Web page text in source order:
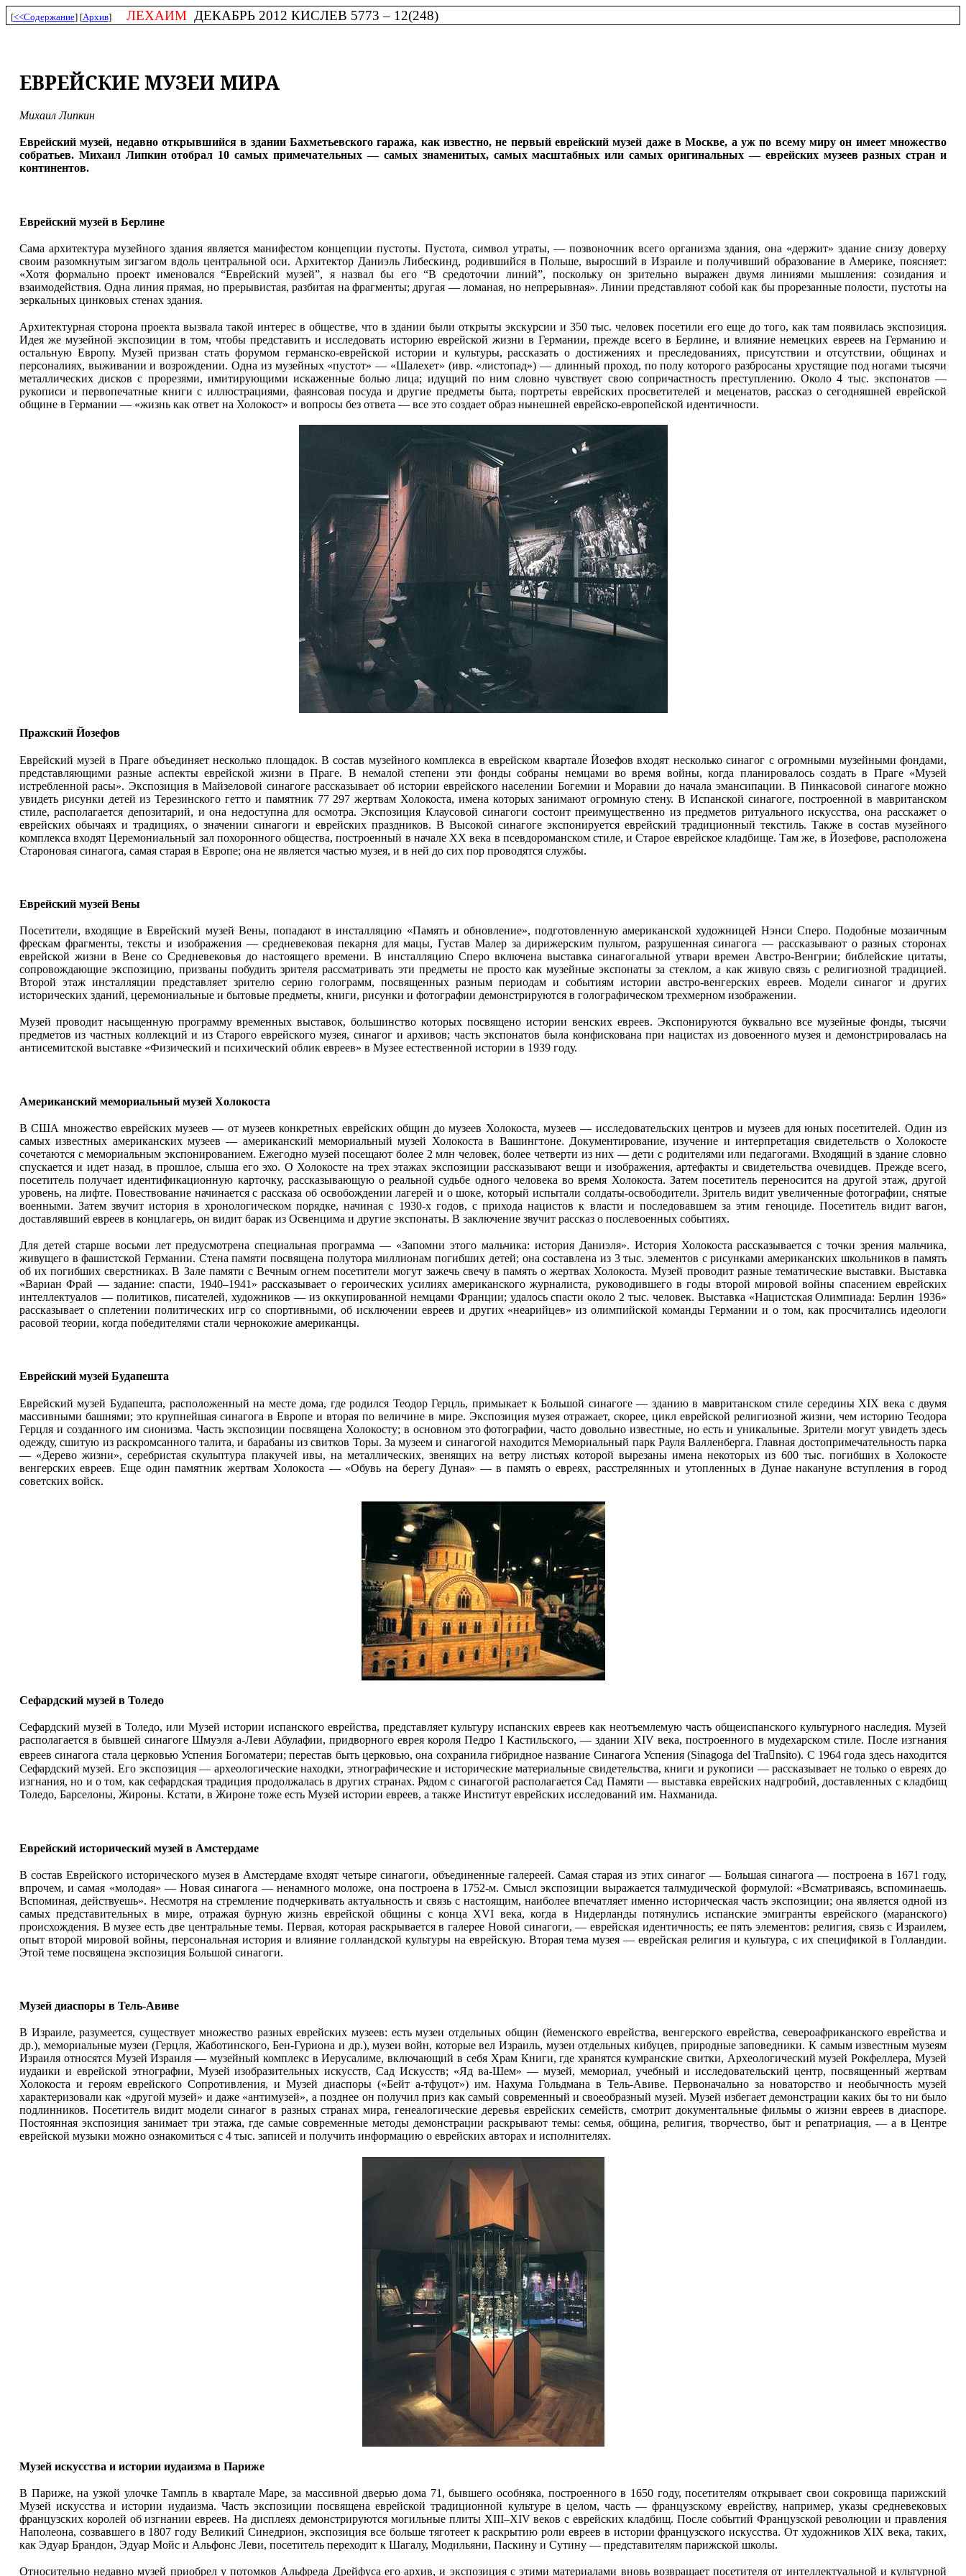
[<<Содержание] [Архив] ЛЕХАИМДЕКАБРЬ 2012 КИСЛЕВ 5773 – 12(248)
ЕВРЕЙСКИЕ МУЗЕИ МИРА
Михаил Липкин
Еврейский музей, недавно открывшийся в здании Бахметьевского гаража, как известно, не первый еврейский музей даже в Москве, а уж по всему миру он имеет множество
собратьев. Михаил Липкин отобрал 10 самых примечательных — самых знаменитых, самых масштабных или самых оригинальных — еврейских музеев разных стран и
континентов.
Еврейский музей в Берлине
Сама архитектура музейного здания является манифестом концепции пустоты. Пустота, символ утраты, — позвоночник всего организма здания, она «держит» здание снизу доверху
своим разомкнутым зигзагом вдоль центральной оси. Архитектор Даниэль Либескинд, родившийся в Польше, выросший в Израиле и получивший образование в Америке, поясняет:
«Хотя формально проект именовался “Еврейский музей”, я назвал бы его “В средоточии линий”, поскольку он зрительно выражен двумя линиями мышления: созидания и
взаимодействия. Одна линия прямая, но прерывистая, разбитая на фрагменты; другая — ломаная, но непрерывная». Линии представляют собой как бы прорезанные полости, пустоты на
зеркальных цинковых стенах здания.
Архитектурная сторона проекта вызвала такой интерес в обществе, что в здании были открыты экскурсии и 350 тыс. человек посетили его еще до того, как там появилась экспозиция.
Идея же музейной экспозиции в том, чтобы представить и исследовать историю еврейской жизни в Германии, прежде всего в Берлине, и влияние немецких евреев на Германию и
остальную Европу. Музей призван стать форумом германско-еврейской истории и культуры, рассказать о достижениях и преследованиях, присутствии и отсутствии, общинах и
персоналиях, выживании и возрождении. Одна из музейных «пустот» — «Шалехет» (ивр. «листопад») — длинный проход, по полу которого разбросаны хрустящие под ногами тысячи
металлических дисков с прорезями, имитирующими искаженные болью лица; идущий по ним словно чувствует свою сопричастность преступлению. Около 4 тыс. экспонатов —
рукописи и первопечатные книги с иллюстрациями, фаянсовая посуда и другие предметы быта, портреты еврейских просветителей и меценатов, рассказ о сегодняшней еврейской
общине в Германии — «жизнь как ответ на Холокост» и вопросы без ответа — все это создает образ нынешней еврейско-европейской идентичности.
Пражский Йозефов
Еврейский музей в Праге объединяет несколько площадок. В состав музейного комплекса в еврейском квартале Йозефов входят несколько синагог с огромными музейными фондами,
представляющими разные аспекты еврейской жизни в Праге. В немалой степени эти фонды собраны немцами во время войны, когда планировалось создать в Праге «Музей
истребленной расы». Экспозиция в Майзеловой синагоге рассказывает об истории еврейского населении Богемии и Моравии до начала эмансипации. В Пинкасовой синагоге можно
увидеть рисунки детей из Терезинского гетто и памятник 77 297 жертвам Холокоста, имена которых занимают огромную стену. В Испанской синагоге, построенной в мавританском
стиле, располагается депозитарий, и она недоступна для осмотра. Экспозиция Клаусовой синагоги состоит преимущественно из предметов ритуального искусства, она расскажет о
еврейских обычаях и традициях, о значении синагоги и еврейских праздников. В Высокой синагоге экспонируется еврейский традиционный текстиль. Также в состав музейного
комплекса входят Церемониальный зал похоронного общества, построенный в начале ХХ века в псевдороманском стиле, и Старое еврейское кладбище. Там же, в Йозефове, расположена
Староновая синагога, самая старая в Европе; она не является частью музея, и в ней до сих пор проводятся службы.
Еврейский музей Вены
Посетители, входящие в Еврейский музей Вены, попадают в инсталляцию «Память и обновление», подготовленную американской художницей Нэнси Сперо. Подобные мозаичным
фрескам фрагменты, тексты и изображения — средневековая пекарня для мацы, Густав Малер за дирижерским пультом, разрушенная синагога — рассказывают о разных сторонах
еврейской жизни в Вене со Средневековья до настоящего времени. В инсталляцию Сперо включена выставка синагогальной утвари времен Австро-Венгрии; библейские цитаты,
сопровождающие экспозицию, призваны побудить зрителя рассматривать эти предметы не просто как музейные экспонаты за стеклом, а как живую связь с религиозной традицией.
Второй этаж инсталляции представляет зрителю серию голограмм, посвященных разным периодам и событиям истории австро-венгерских евреев. Модели синагог и других
исторических зданий, церемониальные и бытовые предметы, книги, рисунки и фотографии демонстрируются в голографическом трехмерном изображении.
Музей проводит насыщенную программу временных выставок, большинство которых посвящено истории венских евреев. Экспонируются буквально все музейные фонды, тысячи
предметов из частных коллекций и из Старого еврейского музея, синагог и архивов; часть экспонатов была конфискована при нацистах из довоенного музея и демонстрировалась на
антисемитской выставке «Физический и психический облик евреев» в Музее естественной истории в 1939 году.
Американский мемориальный музей Холокоста
В США множество еврейских музеев — от музеев конкретных еврейских общин до музеев Холокоста, музеев — исследовательских центров и музеев для юных посетителей. Один из
самых известных американских музеев — американский мемориальный музей Холокоста в Вашингтоне. Документирование, изучение и интерпретация свидетельств о Холокосте
сочетаются с мемориальным экспонированием. Ежегодно музей посещают более 2 млн человек, более четверти из них — дети с родителями или педагогами. Входящий в здание словно
спускается и идет назад, в прошлое, слыша его эхо. О Холокосте на трех этажах экспозиции рассказывают вещи и изображения, артефакты и свидетельства очевидцев. Прежде всего,
посетитель получает идентификационную карточку, рассказывающую о реальной судьбе одного человека во время Холокоста. Затем посетитель переносится на другой этаж, другой
уровень, на лифте. Повествование начинается с рассказа об освобождении лагерей и о шоке, который испытали солдаты-освободители. Зритель видит увеличенные фотографии, снятые
военными. Затем звучит история в хронологическом порядке, начиная с 1930-х годов, с прихода нацистов к власти и последовавшем за этим геноциде. Посетитель видит вагон,
доставлявший евреев в концлагерь, он видит барак из Освенцима и другие экспонаты. В заключение звучит рассказ о послевоенных событиях.
Для детей старше восьми лет предусмотрена специальная программа — «Запомни этого мальчика: история Даниэля». История Холокоста рассказывается с точки зрения мальчика,
живущего в фашистской Германии. Стена памяти посвящена полутора миллионам погибших детей; она составлена из 3 тыс. элементов с рисунками американских школьников в память
об их погибших сверстниках. В Зале памяти с Вечным огнем посетители могут зажечь свечу в память о жертвах Холокоста. Музей проводит разные тематические выставки. Выставка
«Вариан Фрай — задание: спасти, 1940–1941» рассказывает о героических усилиях американского журналиста, руководившего в годы второй мировой войны спасением еврейских
интеллектуалов — политиков, писателей, художников — из оккупированной немцами Франции; удалось спасти около 2 тыс. человек. Выставка «Нацистская Олимпиада: Берлин 1936»
рассказывает о сплетении политических игр со спортивными, об исключении евреев и других «неарийцев» из олимпийской команды Германии и о том, как просчитались идеологи
расовой теории, когда победителями стали чернокожие американцы.
Еврейский музей Будапешта
Еврейский музей Будапешта, расположенный на месте дома, где родился Теодор Герцль, примыкает к Большой синагоге — зданию в мавританском стиле середины XIX века с двумя
массивными башнями; это крупнейшая синагога в Европе и вторая по величине в мире. Экспозиция музея отражает, скорее, цикл еврейской религиозной жизни, чем историю Теодора
Герцля и созданного им сионизма. Часть экспозиции посвящена Холокосту; в основном это фотографии, часто довольно известные, но есть и уникальные. Зрители могут увидеть здесь
одежду, сшитую из раскромсанного талита, и барабаны из свитков Торы. За музеем и синагогой находится Мемориальный парк Рауля Валленберга. Главная достопримечательность парка
— «Дерево жизни», серебристая скульптура плакучей ивы, на металлических, звенящих на ветру листьях которой вырезаны имена некоторых из 600 тыс. погибших в Холокосте
венгерских евреев. Еще один памятник жертвам Холокоста — «Обувь на берегу Дуная» — в память о евреях, расстрелянных и утопленных в Дунае накануне вступления в город
советских войск.
Сефардский музей в Толедо
Сефардский музей в Толедо, или Музей истории испанского еврейства, представляет культуру испанских евреев как неотъемлемую часть общеиспанского культурного наследия. Музей
располагается в бывшей синагоге Шмуэля а-Леви Абулафии, придворного еврея короля Педро I Кастильского, — здании XIV века, построенного в мудехарском стиле. После изгнания
евреев синагога стала церковью Успения Богоматери; перестав быть церковью, она сохранила гибридное название Синагога Успения (Sinagoga del Transito). С 1964 года здесь находится
Сефардский музей. Его экспозиция — археологические находки, этнографические и исторические материальные свидетельства, книги и рукописи — рассказывает не только о евреях до
изгнания, но и о том, как сефардская традиция продолжалась в других странах. Рядом с синагогой располагается Сад Памяти — выставка еврейских надгробий, доставленных с кладбищ
Толедо, Барселоны, Жироны. Кстати, в Жироне тоже есть Музей истории евреев, а также Институт еврейских исследований им. Нахманида.
Еврейский исторический музей в Амстердаме
В состав Еврейского исторического музея в Амстердаме входят четыре синагоги, объединенные галереей. Самая старая из этих синагог — Большая синагога — построена в 1671 году,
впрочем, и самая «молодая» — Новая синагога — ненамного моложе, она построена в 1752-м. Смысл экспозиции выражается талмудической формулой: «Всматриваясь, вспоминаешь.
Вспоминая, действуешь». Несмотря на стремление подчеркивать актуальность и связь с настоящим, наиболее впечатляет именно историческая часть экспозиции; она является одной из
самых представительных в мире, отражая бурную жизнь еврейской общины с конца XVI века, когда в Нидерланды потянулись испанские эмигранты еврейского (маранского)
происхождения. В музее есть две центральные темы. Первая, которая раскрывается в галерее Новой синагоги, — еврейская идентичность; ее пять элементов: религия, связь с Израилем,
опыт второй мировой войны, персональная история и влияние голландской культуры на еврейскую. Вторая тема музея — еврейская религия и культура, с их спецификой в Голландии.
Этой теме посвящена экспозиция Большой синагоги.
Музей диаспоры в Тель-Авиве
В Израиле, разумеется, существует множество разных еврейских музеев: есть музеи отдельных общин (йеменского еврейства, венгерского еврейства, североафриканского еврейства и
др.), мемориальные музеи (Герцля, Жаботинского, Бен-Гуриона и др.), музеи войн, которые вел Израиль, музеи отдельных кибуцев, природные заповедники. К самым известным музеям
Израиля относятся Музей Израиля — музейный комплекс в Иерусалиме, включающий в себя Храм Книги, где хранятся кумранские свитки, Археологический музей Рокфеллера, Музей
иудаики и еврейской этнографии, Музей изобразительных искусств, Сад Искусств; «Яд ва-Шем» — музей, мемориал, учебный и исследовательский центр, посвященный жертвам
Холокоста и героям еврейского Сопротивления, и Музей диаспоры («Бейт а-тфуцот») им. Нахума Гольдмана в Тель-Авиве. Первоначально за новаторство и необычность музей
характеризовали как «другой музей» и даже «антимузей», а позднее он получил приз как самый современный и своеобразный музей. Музей избегает демонстрации каких бы то ни было
подлинников. Посетитель видит модели синагог в разных странах мира, генеалогические деревья еврейских семейств, смотрит документальные фильмы о жизни евреев в диаспоре.
Постоянная экспозиция занимает три этажа, где самые современные методы демонстрации раскрывают темы: семья, община, религия, творчество, быт и репатриация, — а в Центре
еврейской музыки можно ознакомиться с 4 тыс. записей и получить информацию о еврейских авторах и исполнителях.
Музей искусства и истории иудаизма в Париже
В Париже, на узкой улочке Тампль в квартале Маре, за массивной дверью дома 71, бывшего особняка, построенного в 1650 году, посетителям открывает свои сокровища парижский
Музей искусства и истории иудаизма. Часть экспозиции посвящена еврейской традиционной культуре в целом, часть — французскому еврейству, например, указы средневековых
французских королей об изгнании евреев. На дисплеях демонстрируются могильные плиты XIII–XIV веков с еврейских кладбищ. После событий Французской революции и правления
Наполеона, созвавшего в 1807 году Великий Синедрион, экспозиция все больше тяготеет к раскрытию роли евреев в истории французского искусства. От художников XIX века, таких,
как Эдуар Брандон, Эдуар Мойс и Альфонс Леви, посетитель переходит к Шагалу, Модильяни, Паскину и Сутину — представителям парижской школы.
Относительно недавно музей приобрел у потомков Альфреда Дрейфуса его архив, и экспозиция с этими материалами вновь возвращает посетителя от интеллектуальной и культурной